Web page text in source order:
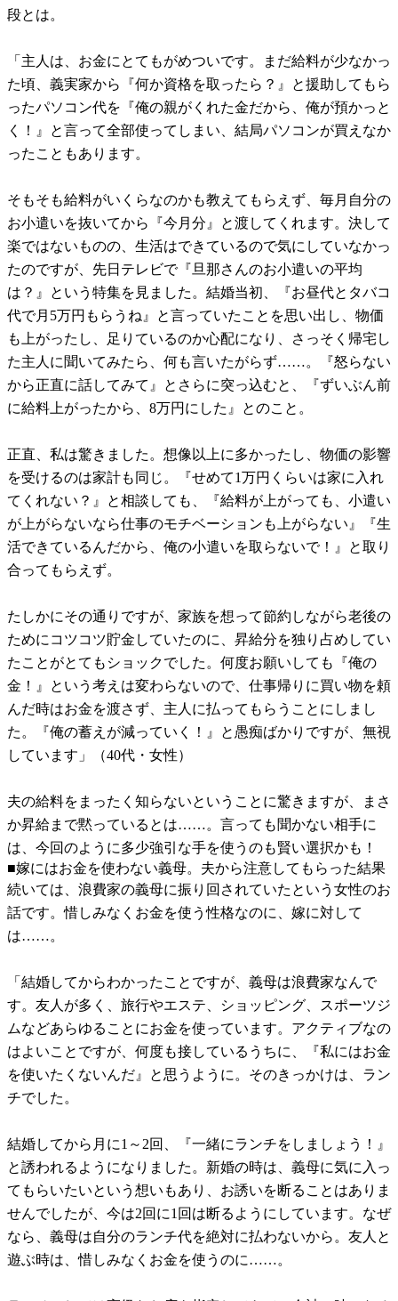
段とは。
「主人は、お金にとてもがめついです。まだ給料が少なかっ
た頃、義実家から『何か資格を取ったら？』と援助してもら
ったパソコン代を『俺の親がくれた金だから、俺が預かっと
く！』と言って全部使ってしまい、結局パソコンが買えなか
ったこともあります。
そもそも給料がいくらなのかも教えてもらえず、毎月自分の
お小遣いを抜いてから『今月分』と渡してくれます。決して
楽ではないものの、生活はできているので気にしていなかっ
たのですが、先日テレビで『旦那さんのお小遣いの平均
は？』という特集を見ました。結婚当初、『お昼代とタバコ
代で月5万円もらうね』と言っていたことを思い出し、物価
も上がったし、足りているのか心配になり、さっそく帰宅し
た主人に聞いてみたら、何も言いたがらず……。『怒らない
から正直に話してみて』とさらに突っ込むと、『ずいぶん前
に給料上がったから、8万円にした』とのこと。
正直、私は驚きました。想像以上に多かったし、物価の影響
を受けるのは家計も同じ。『せめて1万円くらいは家に入れ
てくれない？』と相談しても、『給料が上がっても、小遣い
が上がらないなら仕事のモチベーションも上がらない』『生
活できているんだから、俺の小遣いを取らないで！』と取り
合ってもらえず。
たしかにその通りですが、家族を想って節約しながら老後の
ためにコツコツ貯金していたのに、昇給分を独り占めしてい
たことがとてもショックでした。何度お願いしても『俺の
金！』という考えは変わらないので、仕事帰りに買い物を頼
んだ時はお金を渡さず、主人に払ってもらうことにしまし
た。『俺の蓄えが減っていく！』と愚痴ばかりですが、無視
しています」（40代・女性）
夫の給料をまったく知らないということに驚きますが、まさ
か昇給まで黙っているとは……。言っても聞かない相手に
は、今回のように多少強引な手を使うのも賢い選択かも！
■嫁にはお金を使わない義母。夫から注意してもらった結果
続いては、浪費家の義母に振り回されていたという女性のお
話です。惜しみなくお金を使う性格なのに、嫁に対して
は……。
「結婚してからわかったことですが、義母は浪費家なんで
す。友人が多く、旅行やエステ、ショッピング、スポーツジ
ムなどあらゆることにお金を使っています。アクティブなの
はよいことですが、何度も接しているうちに、『私にはお金
を使いたくないんだ』と思うように。そのきっかけは、ラン
チでした。
結婚してから月に1～2回、『一緒にランチをしましょう！』
と誘われるようになりました。新婚の時は、義母に気に入っ
てもらいたいという想いもあり、お誘いを断ることはありま
せんでしたが、今は2回に1回は断るようにしています。なぜ
なら、義母は自分のランチ代を絶対に払わないから。友人と
遊ぶ時は、惜しみなくお金を使うのに……。